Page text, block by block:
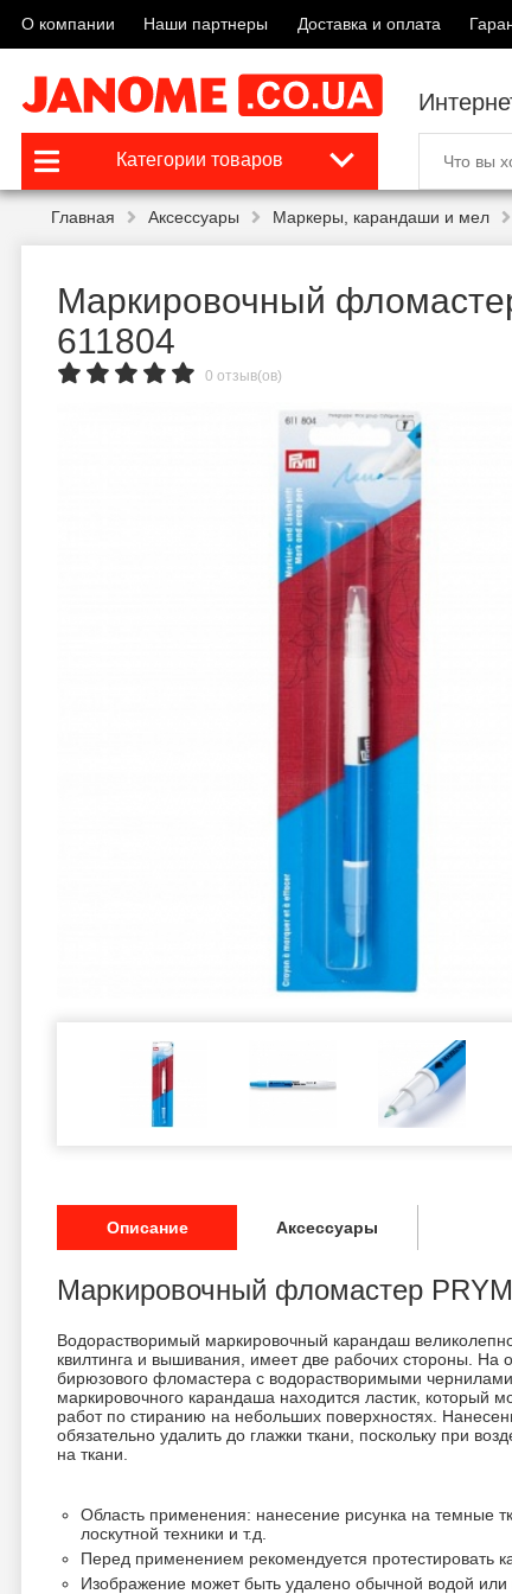
О компании Наши партнеры Доставка и оплата
Категории товаров
Главная Аксессуары Маркеры, карандаши и мел
Маркировочный
611804
0 отзыв(ов)
Описание Аксессуары
Маркировочный фломастер
Водорастворимый маркировочный карандаш
квилтинга и вышивания, имеет две рабочих стороны. На
бирюзового фломастера с водорастворимыми
маркировочного карандаша находится ластик, который
работ по стиранию на небольших поверхностях.
обязательно удалить до глажки ткани, поскольку при
на ткани.
Область применения: нанесение рисунка на темные
лоскутной техники и т.д.
Перед применением рекомендуется протестировать
Изображение может быть удалено обычной водой или